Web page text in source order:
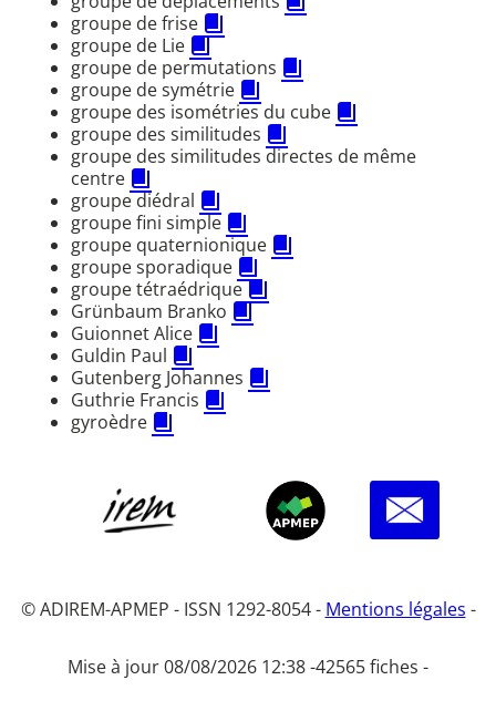
groupe de frise
groupe de Lie
groupe de permutations
groupe de symétrie
groupe des isométries du cube
groupe des similitudes
groupe des similitudes directes de même
centre
groupe diédral
groupe fini simple
groupe quaternionique
groupe sporadique
groupe tétraédrique
Grünbaum Branko
Guionnet Alice
Guldin Paul
Gutenberg Johannes
Guthrie Francis
gyroèdre
© ADIREM-APMEP - ISSN 1292-8054 - Mentions légales -
Mise à jour 08/08/2026 12:38 -42565 fiches -